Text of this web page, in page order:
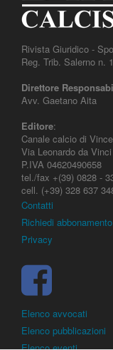
Rivista Giuridico -
Reg. Trib. Salerno n.
Direttore
Avv. Gaetano Aita
Editore:
Canale calcio di
Via Leonardo da
P.IVA 04620490658
tel./fax +(39) 0828 -
cell. (+39) 328 637
Contatti
Richiedi abbonamento
Privacy
Elenco avvocati
Elenco pubblicazioni